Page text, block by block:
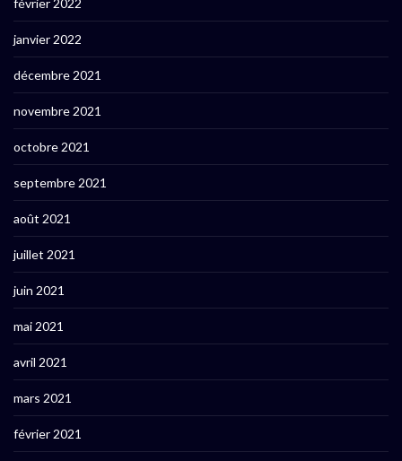
février 2022
janvier 2022
décembre 2021
novembre 2021
octobre 2021
septembre 2021
août 2021
juillet 2021
juin 2021
mai 2021
avril 2021
mars 2021
février 2021